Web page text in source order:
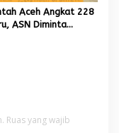
Aceh Angkat 228
ASN Diminta
Ruas yang wajib